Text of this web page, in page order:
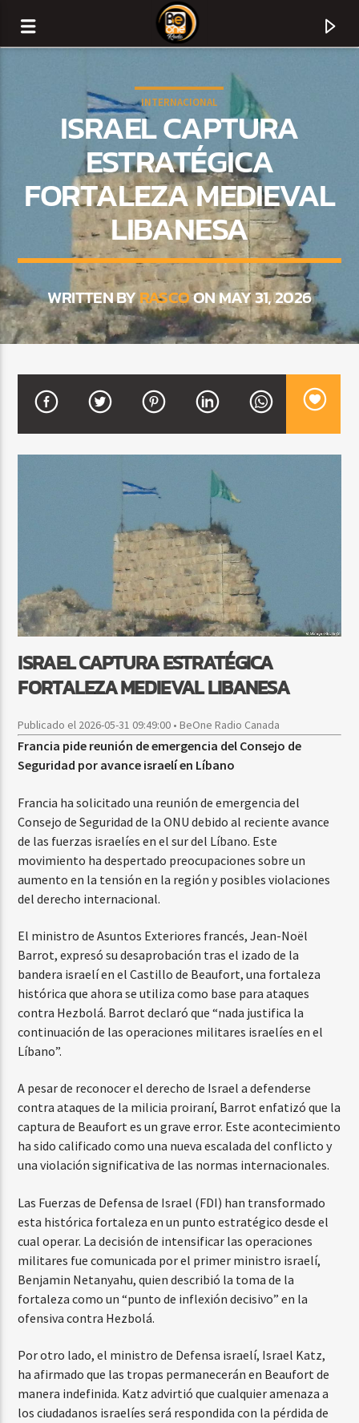
CURRENT TRACK
TITLE
ARTIST
BALADAS Y VALLENATO
INTERNACIONAL
ISRAEL CAPTURA
ESTRATÉGICA
FORTALEZA MEDIEVAL
LIBANESA
WRITTEN BYRASCOON MAY 31, 2026
ISRAEL CAPTURA ESTRATÉGICA
FORTALEZA MEDIEVAL LIBANESA
Publicado el 2026-05-31 09:49:00 • BeOne Radio Canada
Francia pide reunión de emergencia del Consejo de
Seguridad por avance israelí en Líbano
Francia ha solicitado una reunión de emergencia del
Consejo de Seguridad de la ONU debido al reciente avance
de las fuerzas israelíes en el sur del Líbano. Este
movimiento ha despertado preocupaciones sobre un
aumento en la tensión en la región y posibles violaciones
del derecho internacional.
El ministro de Asuntos Exteriores francés, Jean-Noël
Barrot, expresó su desaprobación tras el izado de la
bandera israelí en el Castillo de Beaufort, una fortaleza
histórica que ahora se utiliza como base para ataques
contra Hezbolá. Barrot declaró que “nada justifica la
continuación de las operaciones militares israelíes en el
Líbano”.
A pesar de reconocer el derecho de Israel a defenderse
contra ataques de la milicia proiraní, Barrot enfatizó que la
captura de Beaufort es un grave error. Este acontecimiento
ha sido calificado como una nueva escalada del conflicto y
una violación significativa de las normas internacionales.
Las Fuerzas de Defensa de Israel (FDI) han transformado
esta histórica fortaleza en un punto estratégico desde el
cual operar. La decisión de intensificar las operaciones
militares fue comunicada por el primer ministro israelí,
Benjamin Netanyahu, quien describió la toma de la
fortaleza como un “punto de inflexión decisivo” en la
ofensiva contra Hezbolá.
Por otro lado, el ministro de Defensa israelí, Israel Katz,
ha afirmado que las tropas permanecerán en Beaufort de
manera indefinida. Katz advirtió que cualquier amenaza a
los ciudadanos israelíes será respondida con la pérdida de